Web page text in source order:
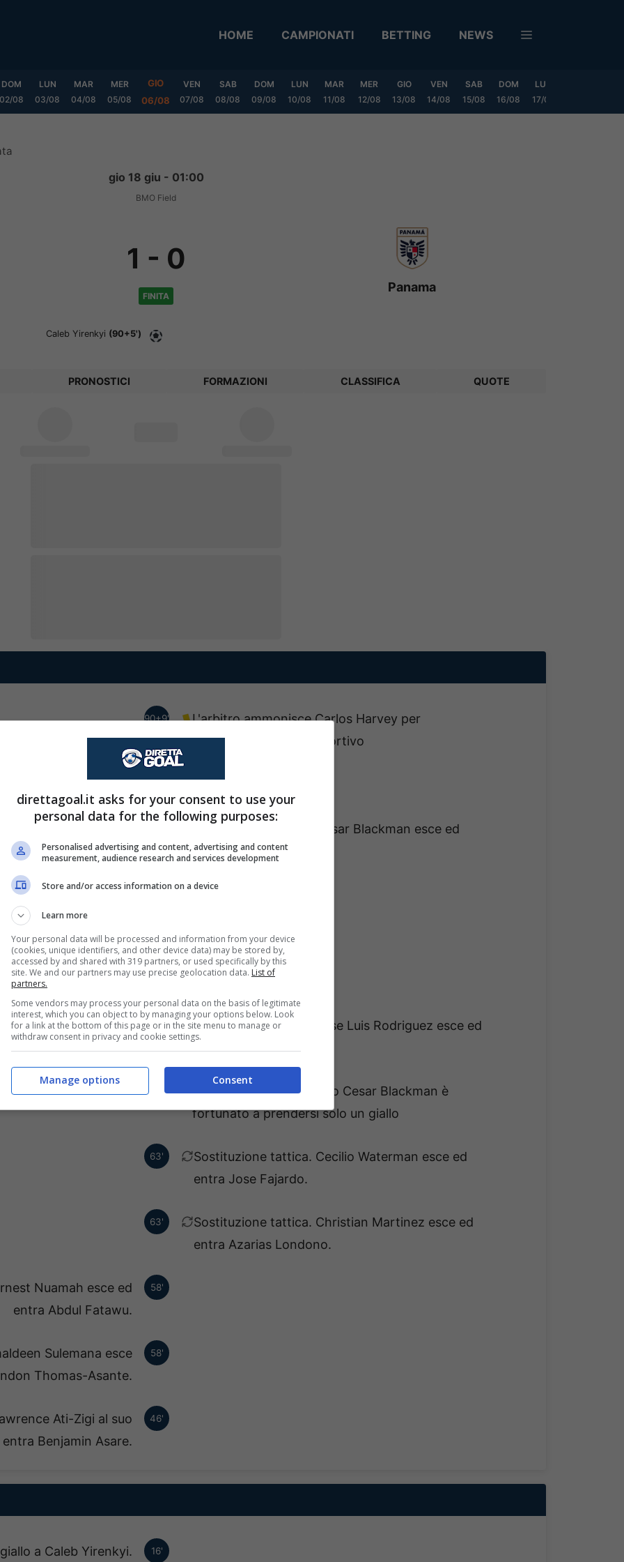
HOME CAMPIONATI BETTING NEWS
DOM
02/08
LUN
03/08
MAR
04/08
MER
05/08
GIO
06/08
VEN
07/08
SAB
08/08
DOM
09/08
LUN
10/08
MAR
11/08
MER
12/08
GIO
13/08
VEN
14/08
SAB
15/08
DOM
16/08
LUN
17/08
gio 18 giu - 01:00
BMO Field
1 - 0
FINITA
Panama
Caleb Yirenkyi (90+5')
PRONOSTICI FORMAZIONI CLASSIFICA QUOTE
90+9'
L'arbitro ammonisce Carlos Harvey per
comportamento antisportivo
con un tiro di destro!
Sostituzione tattica. Cesar Blackman esce ed
entra Anibal Godoy.
Ayew esce ed entra
Prince Adu.
78'
Owusu esce ed entra
Kwasi Sibo.
74'
Sostituzione tattica. Jose Luis Rodriguez esce ed
entra Ismael Diaz.
Dopo questo fallo tattico Cesar Blackman è
fortunato a prendersi solo un giallo
63'
Sostituzione tattica. Cecilio Waterman esce ed
entra Jose Fajardo.
63'
Sostituzione tattica. Christian Martinez esce ed
entra Azarias Londono.
58'
Nuamah esce ed
entra Abdul Fatawu.
58'
Sulemana esce
Thomas-Asante.
46'
Ati-Zigi al suo
Benjamin Asare.
16'
a Caleb Yirenkyi.
direttagoal.it asks for your consent to use your
personal data for the following purposes:
Personalised advertising and content, advertising and content
measurement, audience research and services development
Store and/or access information on a device
Learn more
Your personal data will be processed and information from your device
(cookies, unique identifiers, and other device data) may be stored by,
accessed by and shared with 319 partners, or used specifically by this
site. We and our partners may use precise geolocation data. List of
partners.
Some vendors may process your personal data on the basis of legitimate
interest, which you can object to by managing your options below. Look
for a link at the bottom of this page or in the site menu to manage or
withdraw consent in privacy and cookie settings.
Consent
Manage options